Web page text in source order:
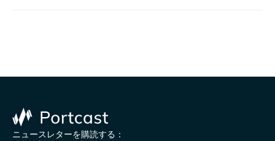
ニュースレターを購読する：